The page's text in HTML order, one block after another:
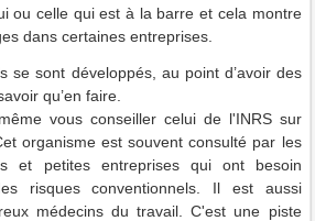
ou celle qui est à la barre et cela montre
dans certaines entreprises.
se sont développés, au point d’avoir des
qu’en faire.
vous conseiller celui de l'INRS sur
organisme est souvent consulté par les
et petites entreprises qui ont besoin
risques conventionnels. Il est aussi
médecins du travail. C'est une piste